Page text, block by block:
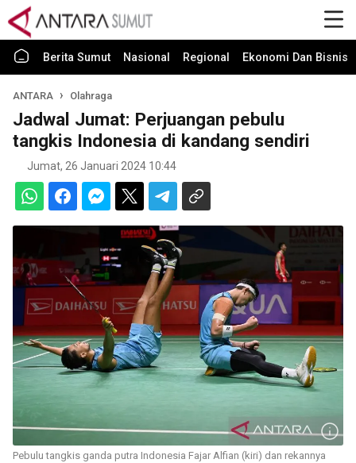
Berita Sumut Nasional Regional Ekonomi Dan Bisnis
ANTARA Olahraga
Jadwal Jumat: Perjuangan pebulu
tangkis Indonesia di kandang sendiri
Jumat, 26 Januari 2024 10:44
Pebulu tangkis ganda putra Indonesia Fajar Alfian (kiri) dan rekannya